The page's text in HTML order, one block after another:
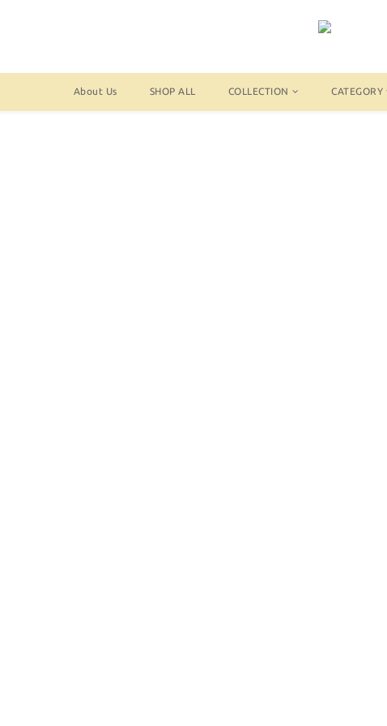
About Us SHOP ALL COLLECTION CATEGORY